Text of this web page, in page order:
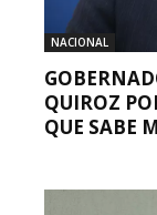
NACIONAL
QUIROZ
QUE SABE